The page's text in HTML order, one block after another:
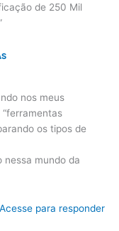
de 250 Mil
nos meus
os tipos de
nessa mundo da
Acesse para responder